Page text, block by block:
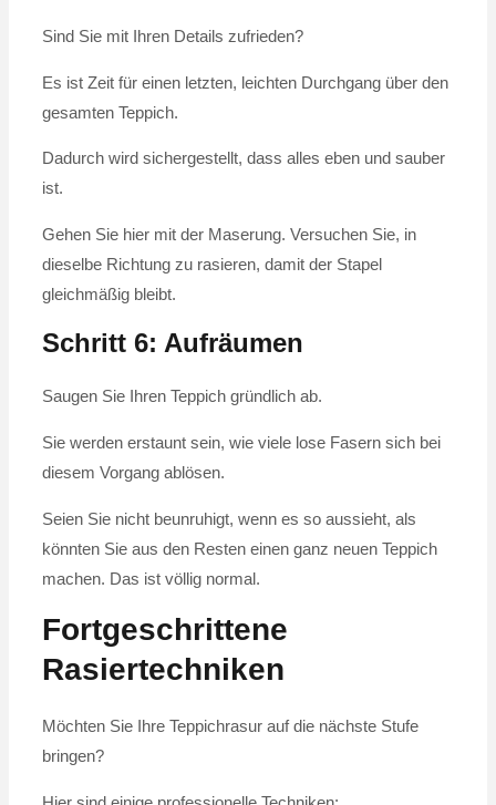
Sind Sie mit Ihren Details zufrieden?
Es ist Zeit für einen letzten, leichten Durchgang über den
gesamten Teppich.
Dadurch wird sichergestellt, dass alles eben und sauber
ist.
Gehen Sie hier mit der Maserung. Versuchen Sie, in
dieselbe Richtung zu rasieren, damit der Stapel
gleichmäßig bleibt.
Schritt 6: Aufräumen
Saugen Sie Ihren Teppich gründlich ab.
Sie werden erstaunt sein, wie viele lose Fasern sich bei
diesem Vorgang ablösen.
Seien Sie nicht beunruhigt, wenn es so aussieht, als
könnten Sie aus den Resten einen ganz neuen Teppich
machen. Das ist völlig normal.
Fortgeschrittene
Rasiertechniken
Möchten Sie Ihre Teppichrasur auf die nächste Stufe
bringen?